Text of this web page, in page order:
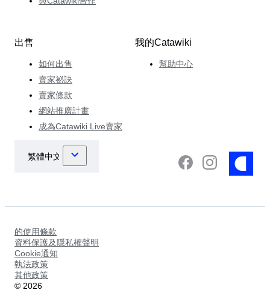
出售
如何出售
賣家祕訣
賣家條款
網站推廣計畫
成為Catawiki Live賣家
我的Catawiki
幫助中心
的使用條款
資料保護及隱私權聲明
Cookie通知
執法政策
其他政策
© 2026